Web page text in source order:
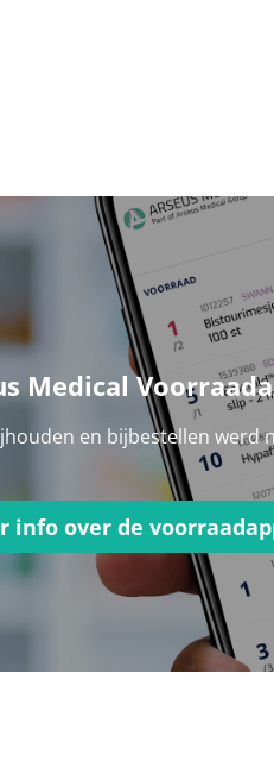
Medical
en bijbestellen werd
info over de